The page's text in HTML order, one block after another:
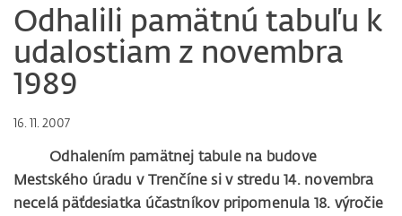
Odhalili pamätnú tabuľu k
udalostiam z novembra
1989
16. 11. 2007
Odhalením pamätnej tabule na budove
Mestského úradu v Trenčíne si v stredu 14. novembra
necelá päťdesiatka účastníkov pripomenula 18. výročie